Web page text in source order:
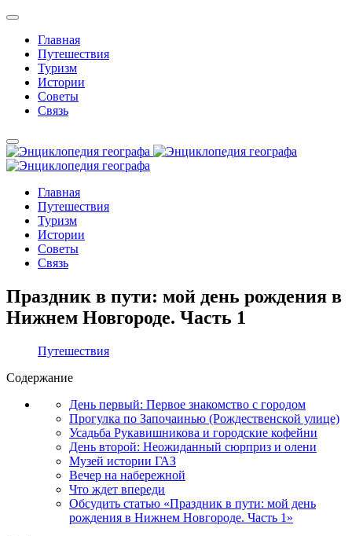
Главная
Путешествия
Туризм
Истории
Советы
Связь
Главная
Путешествия
Туризм
Истории
Советы
Связь
Праздник в пути: мой день рождения в
Нижнем Новгороде. Часть 1
Путешествия
Содержание
День первый: Первое знакомство с городом
Прогулка по Започаинью (Рождественской улице)
Усадьба Рукавишникова и городские кофейни
День второй: Неожиданный сюрприз и олени
Музей истории ГАЗ
Вечер на набережной
Что ждет впереди
Обсудить статью «Праздник в пути: мой день
рождения в Нижнем Новгороде. Часть 1»